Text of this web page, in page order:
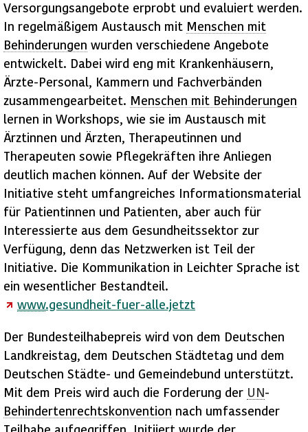
Versorgungsangebote erprobt und evaluiert werden.
In regelmäßigem Austausch mit Menschen mit
Behinderungen wurden verschiedene Angebote
entwickelt. Dabei wird eng mit Krankenhäusern,
Ärzte-Personal, Kammern und Fachverbänden
zusammengearbeitet. Menschen mit Behinderungen
lernen in Workshops , wie sie im Austausch mit
Ärztinnen und Ärzten, Therapeutinnen und
Therapeuten sowie Pflegekräften ihre Anliegen
deutlich machen können. Auf der Website der
Initiative steht umfangreiches Informationsmaterial
für Patientinnen und Patienten, aber auch für
Interessierte aus dem Gesundheitssektor zur
Verfügung, denn das Netzwerken ist Teil der
Initiative. Die Kommunikation in Leichter Sprache ist
ein wesentlicher Bestandteil.
www.gesundheit-fuer-alle.jetzt
Der Bundesteilhabepreis wird von dem Deutschen
Landkreistag, dem Deutschen Städtetag und dem
Deutschen Städte- und Gemeindebund unterstützt.
Mit dem Preis wird auch die Forderung der UN-
Behindertenrechtskonvention nach umfassender
Teilhabe aufgegriffen. Initiiert wurde der